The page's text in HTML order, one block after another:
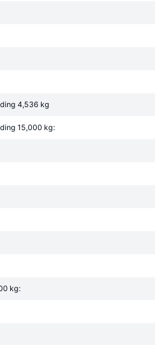
4,536 kg
15,000 kg:
kg: